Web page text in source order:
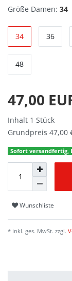
Größe Damen: 34
34 36
48
47,00
Inhalt 1 Stück
Grundpreis 47,00
Sofort versandfertig,
Wunschliste
* inkl. ges. MwSt. zzgl.